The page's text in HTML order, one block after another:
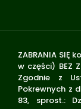
ZABRANIA SIĘ
w części) BEZ
Zgodnie z
Pokrewnych z
83, sprost.: